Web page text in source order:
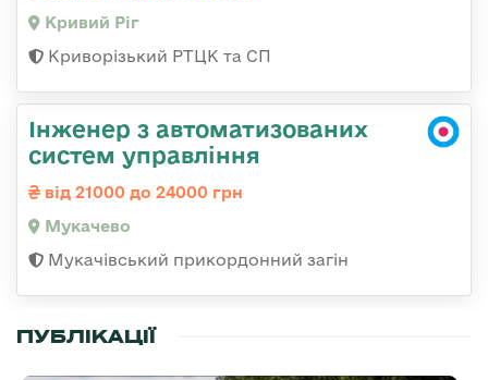
Кривий Ріг
Криворізький РТЦК та СП
Інженер з автоматизованих
систем управління
від 21000 до 24000 грн
Мукачево
Мукачівський прикордонний загін
ПУБЛІКАЦІЇ